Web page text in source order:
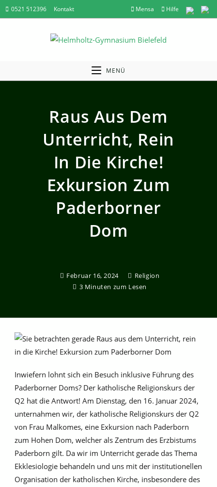
Zum
Inhalt
Mensa Hilfe
0521 512396 Kontakt
MENÜ
Raus Aus Dem
Unterricht, Rein
In Die Kirche!
Exkursion Zum
Paderborner
Dom
Februar 16, 2024
Religion
3 Minuten zum Lesen
Inwiefern lohnt sich ein Besuch inklusive Führung des
Paderborner Doms? Der katholische Religionskurs der
Q2 hat die Antwort! Am Dienstag, den 16. Januar 2024,
unternahmen wir, der katholische Religionskurs der Q2
von Frau Malkomes, eine Exkursion nach Paderborn
zum Hohen Dom, welcher als Zentrum des Erzbistums
Paderborn gilt. Da wir im Unterricht gerade das Thema
Ekklesiologie behandeln und uns mit der institutionellen
Organisation der katholischen Kirche, insbesondere des